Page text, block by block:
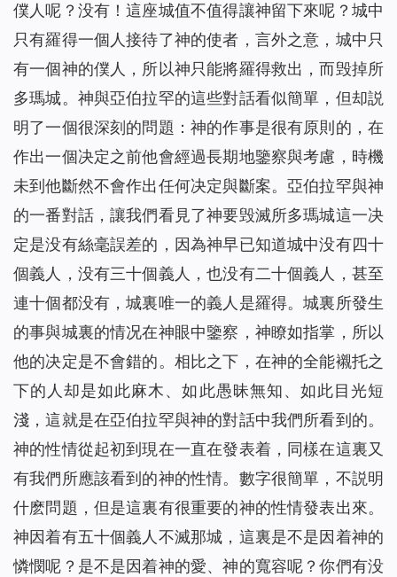
僕人呢？没有！這座城值不值得讓神留下來呢？城中
只有羅得一個人接待了神的使者，言外之意，城中只
有一個神的僕人，所以神只能將羅得救出，而毁掉所
多瑪城。神與亞伯拉罕的這些對話看似簡單，但却説
明了一個很深刻的問題：神的作事是很有原則的，在
作出一個决定之前他會經過長期地鑒察與考慮，時機
未到他斷然不會作出任何决定與斷案。亞伯拉罕與神
的一番對話，讓我們看見了神要毁滅所多瑪城這一决
定是没有絲毫誤差的，因為神早已知道城中没有四十
個義人，没有三十個義人，也没有二十個義人，甚至
連十個都没有，城裏唯一的義人是羅得。城裏所發生
的事與城裏的情况在神眼中鑒察，神瞭如指掌，所以
他的决定是不會錯的。相比之下，在神的全能襯托之
下的人却是如此麻木、如此愚昧無知、如此目光短
淺，這就是在亞伯拉罕與神的對話中我們所看到的。
神的性情從起初到現在一直在發表着，同樣在這裏又
有我們所應該看到的神的性情。數字很簡單，不説明
什麽問題，但是這裏有很重要的神的性情發表出來。
神因着有五十個義人不滅那城，這裏是不是因着神的
憐憫呢？是不是因着神的愛、神的寬容呢？你們有没